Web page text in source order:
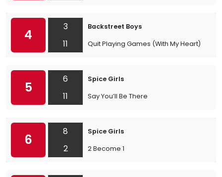
4
3
11
Backstreet Boys
Quit Playing Games (With My Heart)
5
6
11
Spice Girls
Say You’ll Be There
6
8
2
Spice Girls
2 Become 1